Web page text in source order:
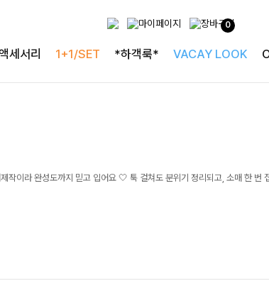
0
세서리 1+1/SET *하객룩* VACAY LOOK
작이라 완성도까지 믿고 입어요 🤍 툭 걸쳐도 분위기 정리되고, 소매 한 번